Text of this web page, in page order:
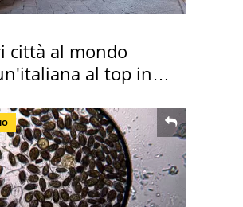
città al mondo
al top in